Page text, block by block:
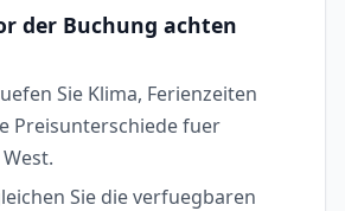
der Buchung achten
Sie Klima, Ferienzeiten
Preisunterschiede fuer
Sie die verfuegbaren